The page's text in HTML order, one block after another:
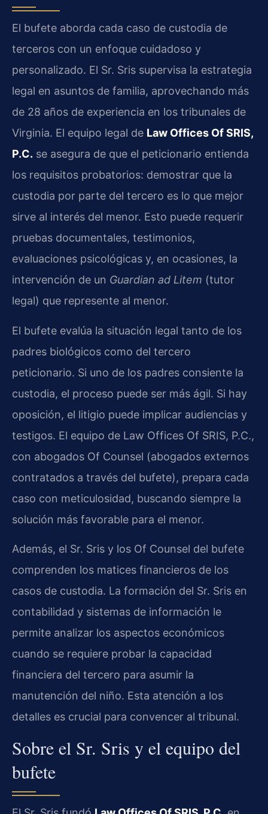
El bufete aborda cada caso de custodia de
terceros con un enfoque cuidadoso y
personalizado. El Sr. Sris supervisa la estrategia
legal en asuntos de familia, aprovechando más
de 28 años de experiencia en los tribunales de
Virginia. El equipo legal de Law Offices Of SRIS,
P.C. se asegura de que el peticionario entienda
los requisitos probatorios: demostrar que la
custodia por parte del tercero es lo que mejor
sirve al interés del menor. Esto puede requerir
pruebas documentales, testimonios,
evaluaciones psicológicas y, en ocasiones, la
intervención de un Guardian ad Litem (tutor
legal) que represente al menor.
El bufete evalúa la situación legal tanto de los
padres biológicos como del tercero
peticionario. Si uno de los padres consiente la
custodia, el proceso puede ser más ágil. Si hay
oposición, el litigio puede implicar audiencias y
testigos. El equipo de Law Offices Of SRIS, P.C.,
con abogados Of Counsel (abogados externos
contratados a través del bufete), prepara cada
caso con meticulosidad, buscando siempre la
solución más favorable para el menor.
Además, el Sr. Sris y los Of Counsel del bufete
comprenden los matices financieros de los
casos de custodia. La formación del Sr. Sris en
contabilidad y sistemas de información le
permite analizar los aspectos económicos
cuando se requiere probar la capacidad
financiera del tercero para asumir la
manutención del niño. Esta atención a los
detalles es crucial para convencer al tribunal.
Sobre el Sr. Sris y el equipo del
bufete